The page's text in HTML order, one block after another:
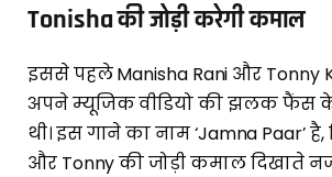
Tonisha की जोड़ी करेगी कमाल
इससे पहले Manisha Rani और Tonny
अपने म्यूजिक वीडियो की झलक फैंस
थी। इस गाने का नाम ‘Jamna Paar’
और Tonny की जोड़ी कमाल दिखाते